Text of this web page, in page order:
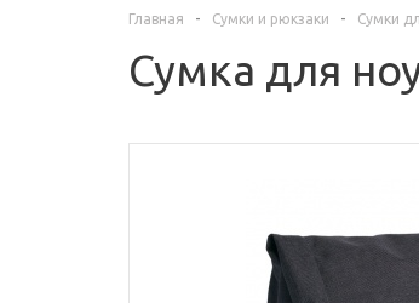
Главная - Сумки и рюкзаки - Сумки
Сумка для